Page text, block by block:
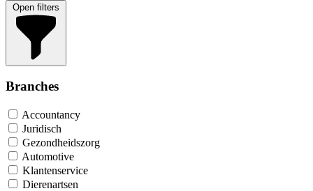
Open filters
Branches
Accountancy
Juridisch
Gezondheidszorg
Automotive
Klantenservice
Dierenartsen